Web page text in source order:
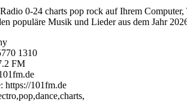
0-24 charts pop rock auf Ihrem
populäre Musik und Lieder aus dem Jahr
1310
FM
https://101fm.de